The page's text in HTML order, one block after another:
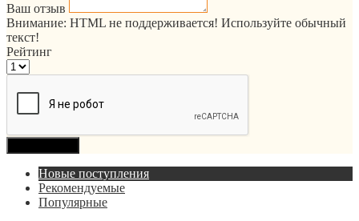
Ваш отзыв
Внимание: HTML не поддерживается! Используйте обычный
текст!
Рейтинг
Новые поступления
Рекомендуемые
Популярные